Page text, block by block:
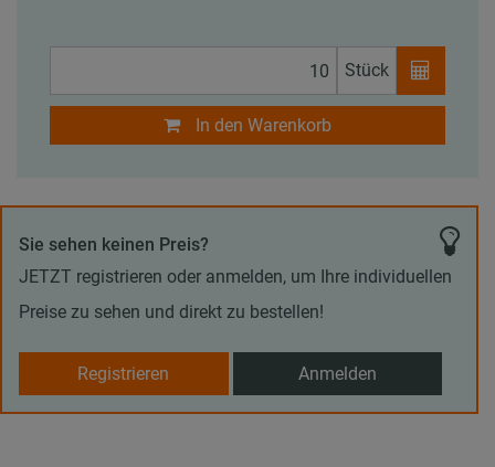
Stück
In den Warenkorb
Sie sehen keinen Preis?
JETZT registrieren oder anmelden, um Ihre individuellen
Preise zu sehen und direkt zu bestellen!
Registrieren Anmelden